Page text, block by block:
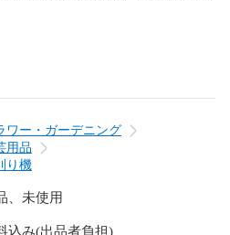
ください。
る為入金確認後から納期が数日
ください。
用ルールガイド規約注意事項に
ワー・ガーデニング
用品
り機
、未使用
込み(出品者負担)